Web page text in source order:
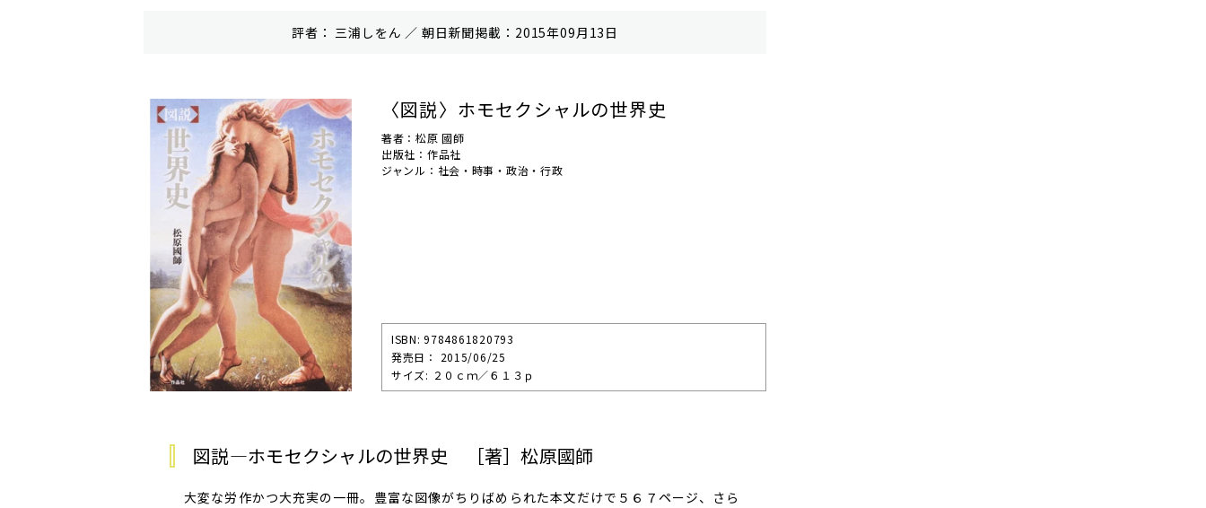
評者： 三浦しをん ／ 朝⽇新聞掲載：2015年09月13日
〈図説〉ホモセクシャルの世界史
著者：松原 國師
出版社：作品社
ジャンル：社会・時事・政治・行政
ISBN: 9784861820793
発売⽇： 2015/06/25
サイズ: ２０ｃｍ／６１３ｐ
図説―ホモセクシャルの世界史 ［著］松原國師
大変な労作かつ大充実の一冊。豊富な図像がちりばめられた本文だけで５６７ページ、さら